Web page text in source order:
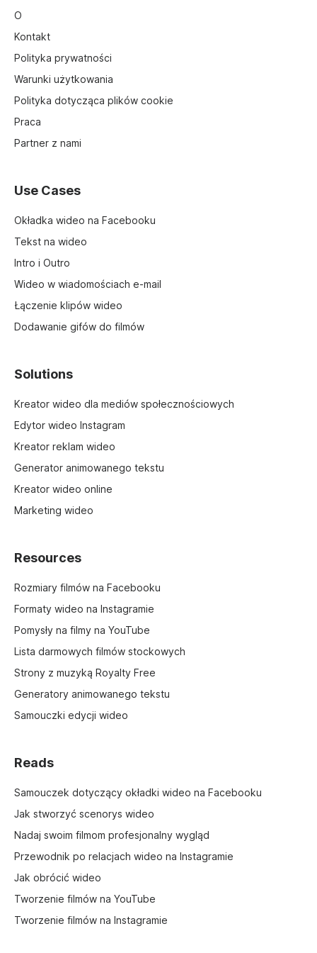
O
Kontakt
Polityka prywatności
Warunki użytkowania
Polityka dotycząca plików cookie
Praca
Partner z nami
Use Cases
Okładka wideo na Facebooku
Tekst na wideo
Intro i Outro
Wideo w wiadomościach e-mail
Łączenie klipów wideo
Dodawanie gifów do filmów
Solutions
Kreator wideo dla mediów społecznościowych
Edytor wideo Instagram
Kreator reklam wideo
Generator animowanego tekstu
Kreator wideo online
Marketing wideo
Resources
Rozmiary filmów na Facebooku
Formaty wideo na Instagramie
Pomysły na filmy na YouTube
Lista darmowych filmów stockowych
Strony z muzyką Royalty Free
Generatory animowanego tekstu
Samouczki edycji wideo
Reads
Samouczek dotyczący okładki wideo na Facebooku
Jak stworzyć scenorys wideo
Nadaj swoim filmom profesjonalny wygląd
Przewodnik po relacjach wideo na Instagramie
Jak obrócić wideo
Tworzenie filmów na YouTube
Tworzenie filmów na Instagramie